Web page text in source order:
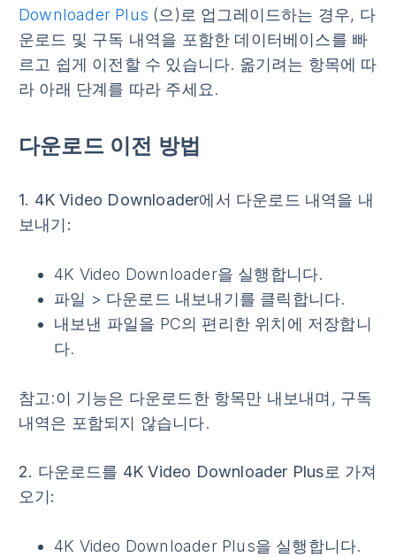
Downloader Plus (으)로 업그레이드하는 경우, 다
운로드 및 구독 내역을 포함한 데이터베이스를 빠
르고 쉽게 이전할 수 있습니다. 옮기려는 항목에 따
라 아래 단계를 따라 주세요.
다운로드 이전 방법
1. 4K Video Downloader에서 다운로드 내역을 내
보내기:
4K Video Downloader을 실행합니다.
파일 > 다운로드 내보내기를 클릭합니다.
내보낸 파일을 PC의 편리한 위치에 저장합니
다.
참고 :이 기능은 다운로드한 항목만 내보내며, 구독
내역은 포함되지 않습니다.
2. 다운로드를 4K Video Downloader Plus로 가져
오기:
4K Video Downloader Plus을 실행합니다.